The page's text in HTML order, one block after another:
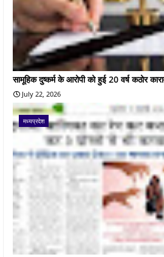
सामूहिक दुष्कर्म के आरोपी को हुई 20 वर्ष कठोर
July 22, 2026
मध्यप्रदेश